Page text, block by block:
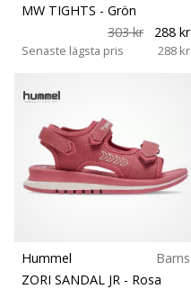
MW TIGHTS - Grön
303 kr
288 kr
Senaste lägsta pris 288 kr
Hummel
Barns
ZORI SANDAL JR - Rosa